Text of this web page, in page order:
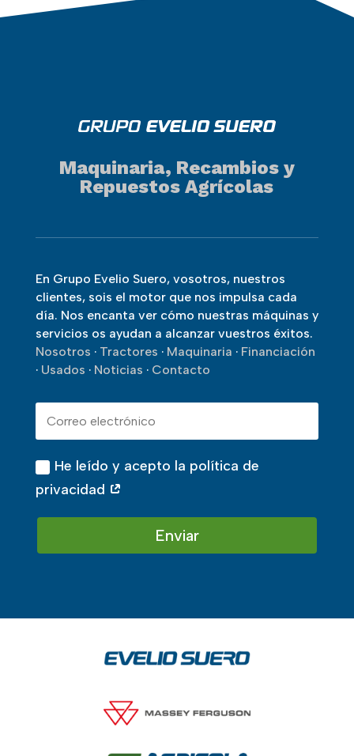
Maquinaria, Recambios y
Repuestos Agrícolas
En Grupo Evelio Suero, vosotros, nuestros
clientes, sois el motor que nos impulsa cada
día. Nos encanta ver cómo nuestras máquinas y
servicios os ayudan a alcanzar vuestros éxitos.
Nosotros · Tractores · Maquinaria · Financiación
· Usados · Noticias · Contacto
He leído y acepto la política de
privacidad
Enviar